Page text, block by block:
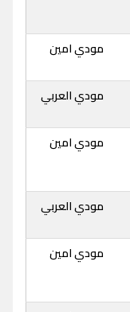
مودي امين
مودي العربي
مودي امين
مودي العربي
مودي امين